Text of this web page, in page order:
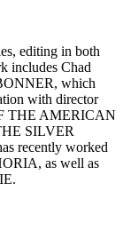
editing in both
includes Chad
which
with director
THE AMERICAN
SILVER
recently worked
as well as